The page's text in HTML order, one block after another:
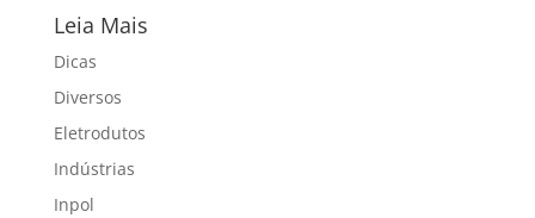
Leia Mais
Dicas
Diversos
Eletrodutos
Indústrias
Inpol